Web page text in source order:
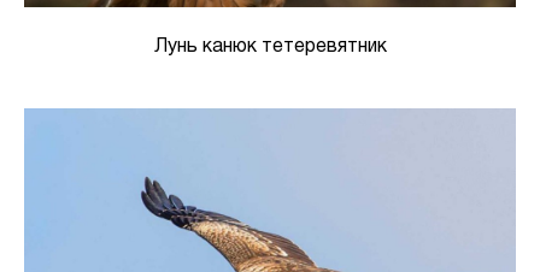
Лунь канюк тетеревятник